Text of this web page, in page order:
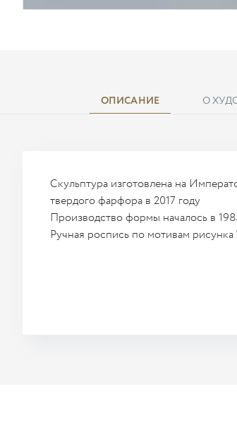
ОПИСАНИЕ О
Скульптура изготовлена на
твердого фарфора в 2017 году
Производство формы началось в
Ручная роспись по мотивам рисунка